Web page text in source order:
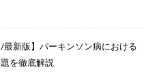
/最新版】パーキンソン病における
を徹底解説